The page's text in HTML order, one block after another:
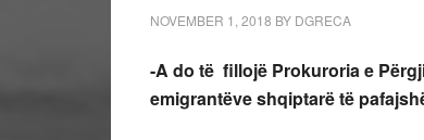
NOVEMBER 1, 2018 BY DGRECA
-A do të fillojë Prokuroria e
emigrantëve shqiptarë të